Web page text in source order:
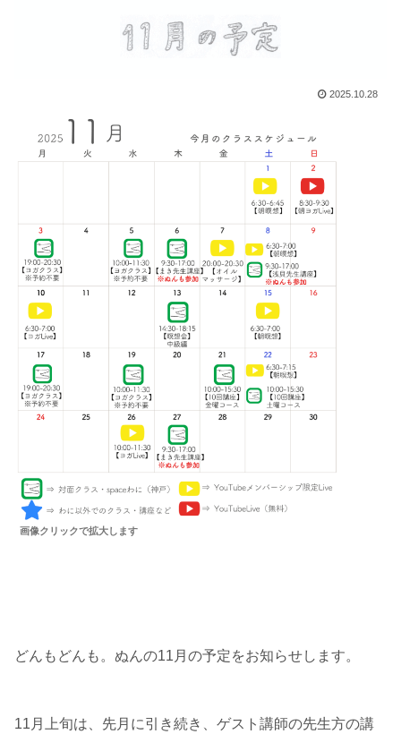
2025.10.28
画像クリックで拡大します
どんもどんも。ぬんの11月の予定をお知らせします。
11月上旬は、先月に引き続き、ゲスト講師の先生方の講